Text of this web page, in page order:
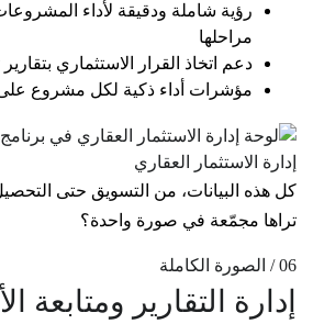
رؤية شاملة ودقيقة لأداء
مراحلها
دعم اتخاذ القرار الاستثماري بتقارير
مؤشرات أداء ذكية لكل مشروع
إدارة الاستثمار العقاري
كل هذه البيانات، من التسويق حتى
تراها مجمّعة في صورة واحدة؟
06 / الصورة الكاملة
إدارة التقارير ومتابعة